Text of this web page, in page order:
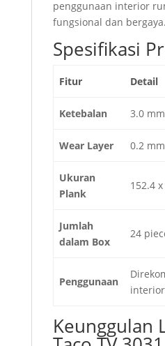
penggunaan interior
fungsional dan bergaya.
Spesifikasi
Fitur Detail
Ketebalan 3.0 mm
Wear Layer 0.2 mm
Ukuran
Plank
152.4
Jumlah
dalam Box
24
Penggunaan
Keunggulan